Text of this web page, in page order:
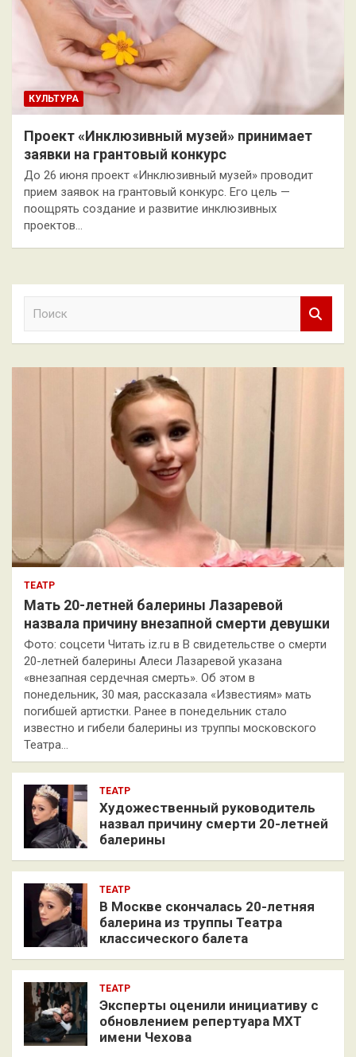
КУЛЬТУРА
Проект «Инклюзивный музей» принимает
заявки на грантовый конкурс
До 26 июня проект «Инклюзивный музей» проводит
прием заявок на грантовый конкурс. Его цель —
поощрять создание и развитие инклюзивных
проектов…
к
ТЕАТР
Мать 20-летней балерины Лазаревой
назвала причину внезапной смерти девушки
Фото: соцсети Читать iz.ru в В свидетельстве о смерти
20-летней балерины Алеси Лазаревой указана
«внезапная сердечная смерть». Об этом в
понедельник, 30 мая, рассказала «Известиям» мать
погибшей артистки. Ранее в понедельник стало
известно и гибели балерины из труппы московского
Театра…
ТЕАТР
Художественный руководитель
назвал причину смерти 20-летней
балерины
ТЕАТР
В Москве скончалась 20-летняя
балерина из труппы Театра
классического балета
ТЕАТР
Эксперты оценили инициативу с
обновлением репертуара МХТ
имени Чехова